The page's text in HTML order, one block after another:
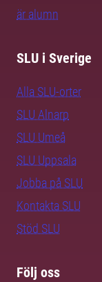
är alumn
SLU i Sverige
Alla SLU-orter
SLU Alnarp
SLU Umeå
SLU Uppsala
Jobba på SLU
Kontakta SLU
Stöd SLU
Följ oss